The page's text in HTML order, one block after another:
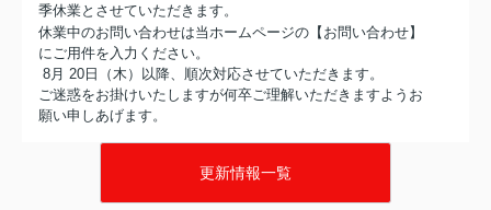
季休業とさせていただきます。
休業中のお問い合わせは当ホームページの【お問い合わせ】
にご用件を入力ください。
8月 20日（木）以降、順次対応させていただきます。
ご迷惑をお掛けいたしますが何卒ご理解いただきますようお
願い申しあげます。
更新情報一覧